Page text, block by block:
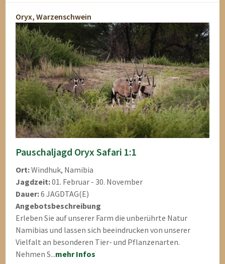
Oryx, Warzenschwein
Pauschaljagd Oryx Safari 1:1
Ort:Windhuk, Namibia
Jagdzeit:01. Februar - 30. November
Dauer:6 JAGDTAG(E)
Angebotsbeschreibung
Erleben Sie auf unserer Farm die unberührte Natur
Namibias und lassen sich beeindrucken von unserer
Vielfalt an besonderen Tier- und Pflanzenarten.
Nehmen S...mehr Infos